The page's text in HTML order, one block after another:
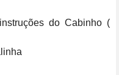
do Cabinho (